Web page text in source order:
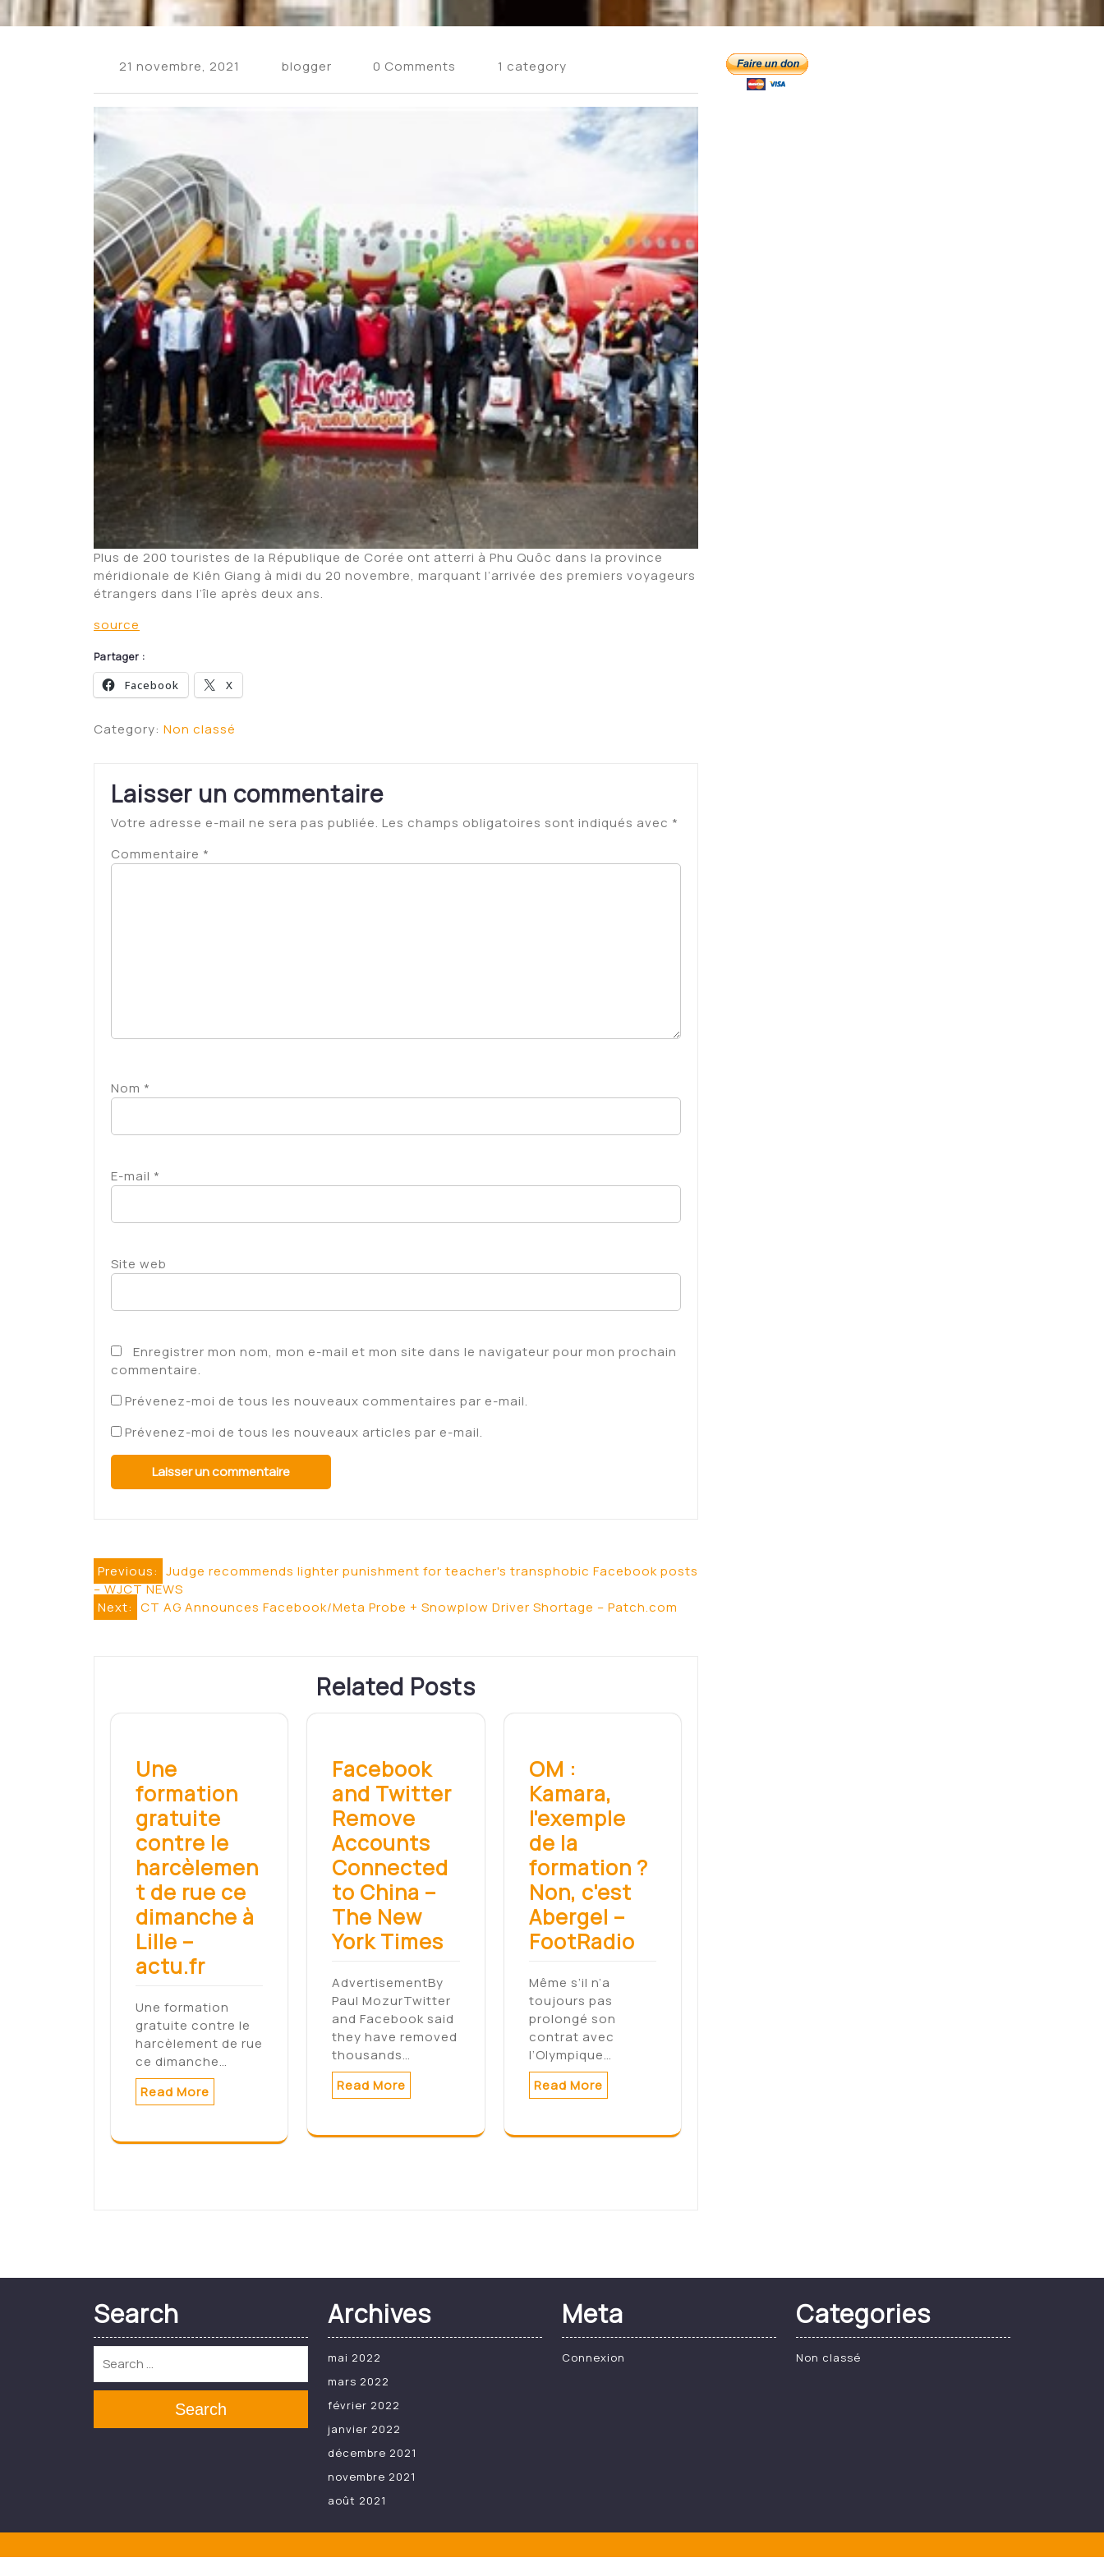
21 novembre, 2021 blogger 0 Comments 1 category
Plus de 200 touristes de la République de Corée ont atterri à Phu Quôc dans la province
méridionale de Kiên Giang à midi du 20 novembre, marquant l’arrivée des premiers voyageurs
étrangers dans l’île après deux ans.
source
Partager :
Facebook X
Category: Non classé
Laisser un commentaire
Votre adresse e-mail ne sera pas publiée. Les champs obligatoires sont indiqués avec *
Commentaire *
Nom *
E-mail *
Site web
Enregistrer mon nom, mon e-mail et mon site dans le navigateur pour mon prochain
commentaire.
Prévenez-moi de tous les nouveaux commentaires par e-mail.
Prévenez-moi de tous les nouveaux articles par e-mail.
Navigation
de
Previous: Judge recommends lighter punishment for teacher's transphobic Facebook posts
– WJCT NEWS
Next: CT AG Announces Facebook/Meta Probe + Snowplow Driver Shortage – Patch.com
Related Posts
Une
formation
gratuite
contre le
harcèlemen
t de rue ce
dimanche à
Lille –
actu.fr
Une formation
gratuite contre le
harcèlement de rue
ce dimanche…
Read More
Facebook
and Twitter
Remove
Accounts
Connected
to China –
The New
York Times
AdvertisementBy
Paul MozurTwitter
and Facebook said
they have removed
thousands…
Read More
OM :
Kamara,
l'exemple
de la
formation ?
Non, c'est
Abergel –
FootRadio
Même s’il n’a
toujours pas
prolongé son
contrat avec
l’Olympique…
Read More
Search
Search
Archives
mai 2022
mars 2022
février 2022
janvier 2022
décembre 2021
novembre 2021
août 2021
Meta
Connexion
Categories
Non classé